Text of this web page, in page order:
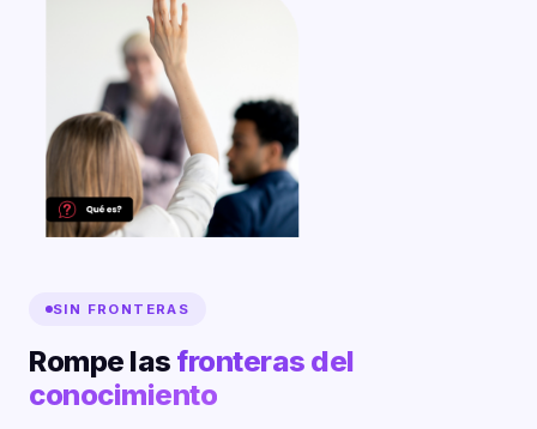
SIN FRONTERAS
Rompe las fronteras del
conocimiento